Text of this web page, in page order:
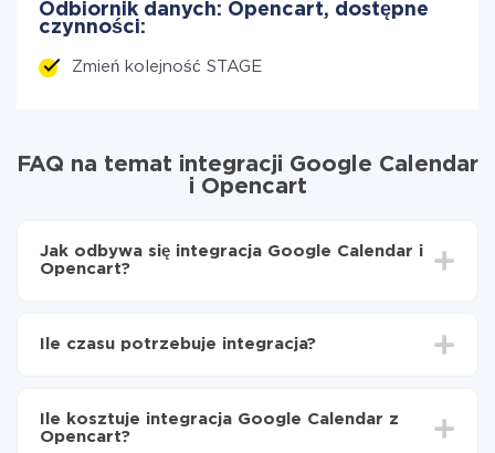
Odbiornik danych: Opencart, dostępne
czynności:
Zmień kolejność STAGE
FAQ na temat integracji Google Calendar
i Opencart
Jak odbywa się integracja Google Calendar i
Opencart?
Opencart
Google Calendar do Opencart
Ile czasu potrzebuje integracja?
od 5 do 30 minut. Konfiguracja zajmuje średnio 10-15
minut.
Ile kosztuje integracja Google Calendar z
Opencart?